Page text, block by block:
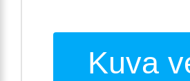
Kuva